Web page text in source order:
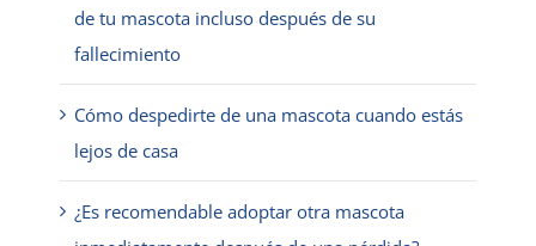
de tu mascota incluso después de su
fallecimiento
Cómo despedirte de una mascota cuando estás
lejos de casa
¿Es recomendable adoptar otra mascota